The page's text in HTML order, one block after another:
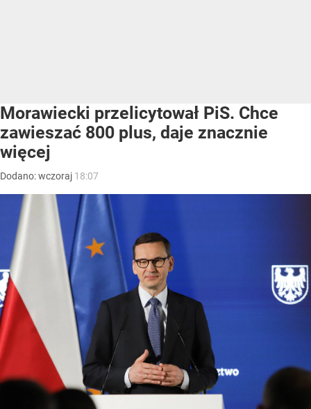
Morawiecki przelicytował PiS. Chce
zawieszać 800 plus, daje znacznie
więcej
Dodano:wczoraj 18:07